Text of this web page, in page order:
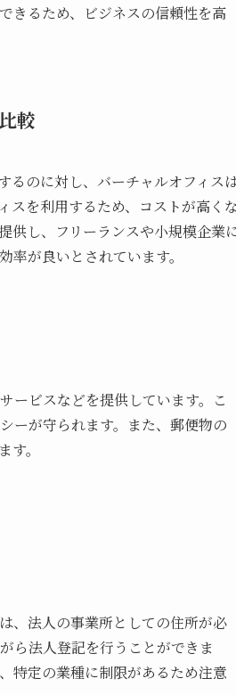
きるため、ビジネスの信頼性を高
較
るのに対し、バーチャルオフィス
スを利用するため、コストが高く
供し、フリーランスや小規模企業
が良いとされています。
ービスなどを提供しています。こ
ーが守られます。また、郵便物の
。
、法人の事業所としての住所が必
ら法人登記を行うことができま
特定の業種に制限があるため注意